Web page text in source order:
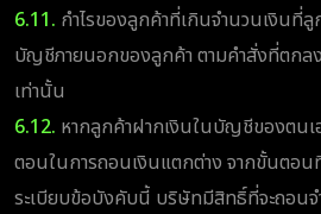
6.11. กำไรของลูกค้าที่เกินจำนวนเงินที่ลู
บัญชีภายนอกของลูกค้า ตามคำสั่งที่ตกล
เท่านั้น
6.12. หากลูกค้าฝากเงินในบัญชีของตนเ
ตอนในการถอนเงินแตกต่าง จากขั้นตอน
ระเบียบข้อบังคับนี้ บริษัทมีสิทธิ์ที่จะถอนจ